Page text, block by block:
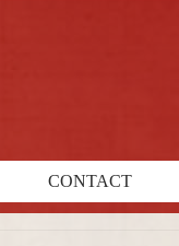
CONTACT